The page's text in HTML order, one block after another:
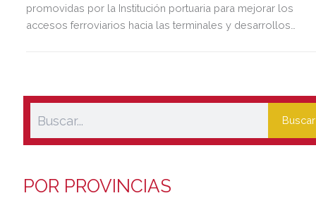
promovidas por la Institución portuaria para mejorar los
accesos ferroviarios hacia las terminales y desarrollos
Buscar
POR PROVINCIAS